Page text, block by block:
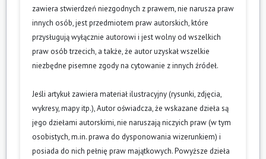
zawiera stwierdzeń niezgodnych z prawem, nie narusza praw
innych osób, jest przedmiotem praw autorskich, które
przysługują wyłącznie autorowi i jest wolny od wszelkich
praw osób trzecich, a także, że autor uzyskał wszelkie
niezbędne pisemne zgody na cytowanie z innych źródeł.
Jeśli artykuł zawiera materiał ilustracyjny (rysunki, zdjęcia,
wykresy, mapy itp.), Autor oświadcza, że wskazane dzieła są
jego dziełami autorskimi, nie naruszają niczyich praw (w tym
osobistych, m.in. prawa do dysponowania wizerunkiem) i
posiada do nich pełnię praw majątkowych. Powyższe dzieła